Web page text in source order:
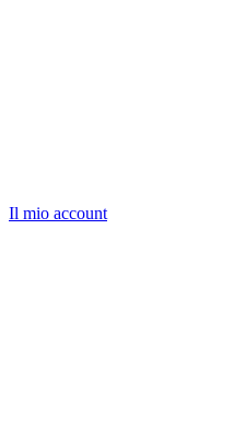
Il mio account